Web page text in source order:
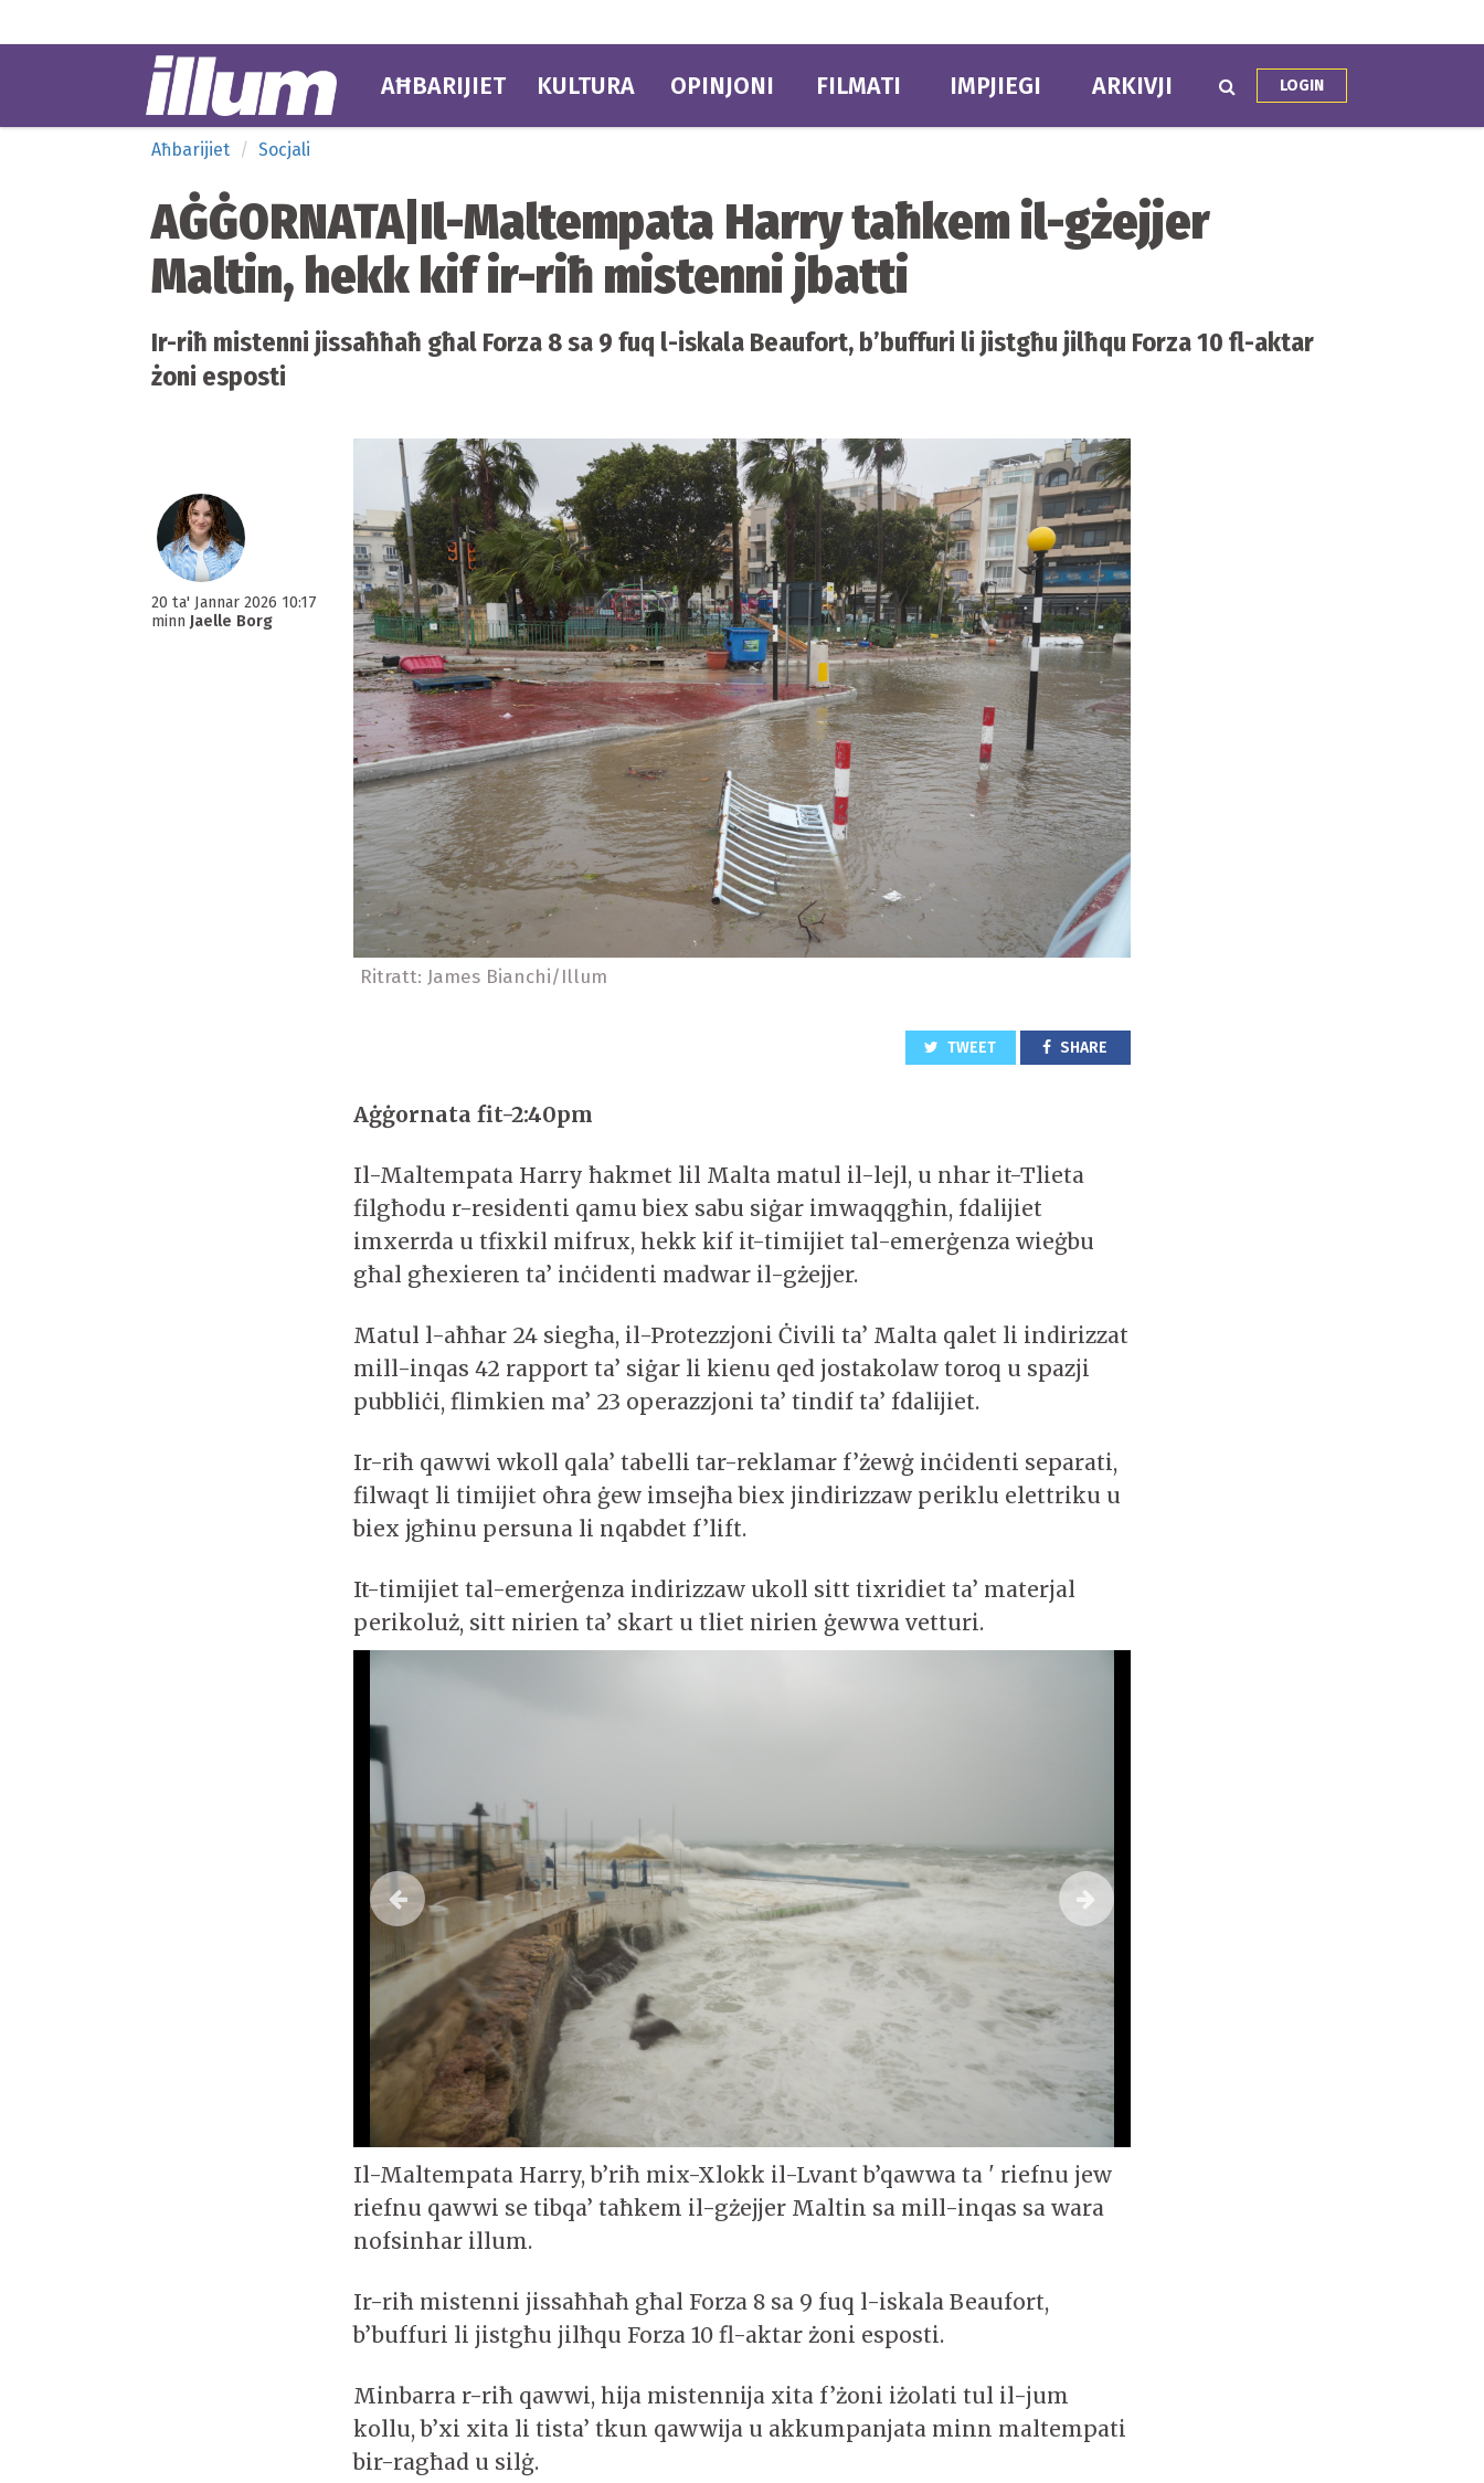
AĦBARIJIET KULTURA OPINJONI FILMATI IMPJIEGI ARKIVJI LOGIN
Aħbarijiet Socjali
AĠĠORNATA|Il-Maltempata Harry taħkem il-gżejjer
Maltin, hekk kif ir-riħ mistenni jbatti
Ir-riħ mistenni jissaħħaħ għal Forza 8 sa 9 fuq l-iskala Beaufort, b’buffuri li jistgħu jilħqu Forza 10 fl-aktar
żoni esposti
20 ta' Jannar 2026 10:17
minn Jaelle Borg
Ritratt: James Bianchi/Illum
TWEET SHARE
Aġġornata fit-2:40pm
Il-Maltempata Harry ħakmet lil Malta matul il-lejl, u nhar it-Tlieta
filgħodu r-residenti qamu biex sabu siġar imwaqqgħin, fdalijiet
imxerrda u tfixkil mifrux, hekk kif it-timijiet tal-emerġenza wieġbu
għal għexieren ta’ inċidenti madwar il-gżejjer.
Matul l-aħħar 24 siegħa, il-Protezzjoni Ċivili ta’ Malta qalet li indirizzat
mill-inqas 42 rapport ta’ siġar li kienu qed jostakolaw toroq u spazji
pubbliċi, flimkien ma’ 23 operazzjoni ta’ tindif ta’ fdalijiet.
Ir-riħ qawwi wkoll qala’ tabelli tar-reklamar f’żewġ inċidenti separati,
filwaqt li timijiet oħra ġew imsejħa biex jindirizzaw periklu elettriku u
biex jgħinu persuna li nqabdet f’lift.
It-timijiet tal-emerġenza indirizzaw ukoll sitt tixridiet ta’ materjal
perikoluż, sitt nirien ta’ skart u tliet nirien ġewwa vetturi.
Il-Maltempata Harry, b’riħ mix-Xlokk il-Lvant b’qawwa ta ' riefnu jew
riefnu qawwi se tibqa’ taħkem il-gżejjer Maltin sa mill-inqas sa wara
nofsinhar illum.
Ir-riħ mistenni jissaħħaħ għal Forza 8 sa 9 fuq l-iskala Beaufort,
b’buffuri li jistgħu jilħqu Forza 10 fl-aktar żoni esposti.
Minbarra r-riħ qawwi, hija mistennija xita f’żoni iżolati tul il-jum
kollu, b’xi xita li tista’ tkun qawwija u akkumpanjata minn maltempati
bir-ragħad u silġ.